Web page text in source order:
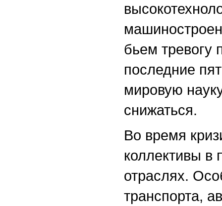
бьем тревогу
последние
мировую
снижаться.
Во время
коллективы
отраслях.
транспорта,